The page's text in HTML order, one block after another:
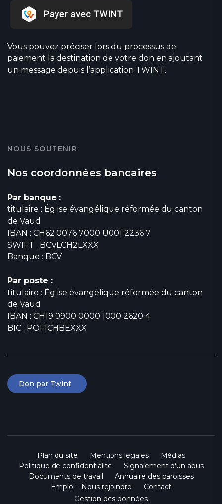
Vous pouvez préciser lors du processus de
paiement la destination de votre don en ajoutant
un message depuis l’application TWINT.
NOUS SOUTENIR
Nos coordonnées bancaires
Par banque :
titulaire : Église évangélique réformée du canton
de Vaud
IBAN : CH62 0076 7000 U001 2236 7
SWIFT : BCVLCH2LXXX
Banque : BCV
Par poste :
titulaire : Église évangélique réformée du canton
de Vaud
IBAN : CH19 0900 0000 1000 2620 4
BIC : POFICHBEXXX
Don par Twint
Plan du site Mentions légales
Médias
Politique de confidentialité
Signalement d'un abus
Documents de travail
Annuaire des paroisses
Emploi - Nous rejoindre
Contact
Gestion des données